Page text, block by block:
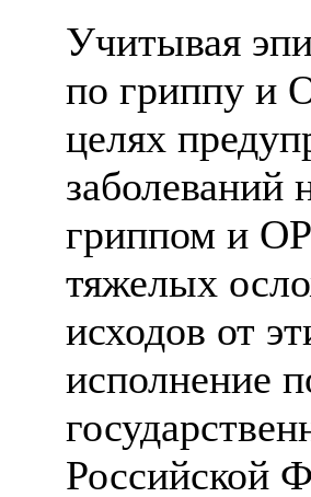
Учитывая
по гриппу и
целях
заболеваний
гриппом и
тяжелых
исходов от
исполнение
Российской